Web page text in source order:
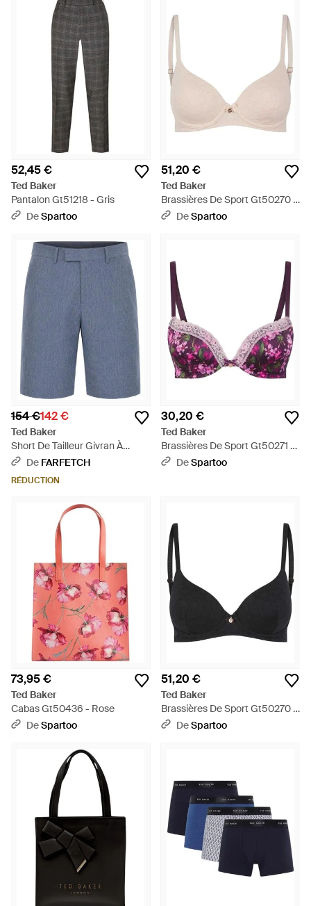
52,45 €
Ted Baker
Pantalon Gt51218 - Gris
DeSpartoo
51,20 €
Ted Baker
Brassières De Sport Gt50270 -
Neutre
DeSpartoo
154 €142 €
Ted Baker
Short De Tailleur Givran À
Coupe Slim - Bleu
De FARFETCH
RÉDUCTION
30,20 €
Ted Baker
Brassières De Sport Gt50271 -
Violet
DeSpartoo
73,95 €
Ted Baker
Cabas Gt50436 - Rose
DeSpartoo
51,20 €
Ted Baker
Brassières De Sport Gt50270 -
NoirDeSpartoo